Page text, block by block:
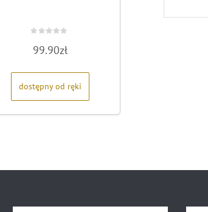
0
na
99.90zł
dostępny od ręki
na